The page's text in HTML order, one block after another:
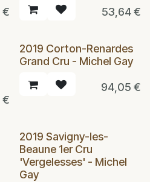
€ 53,64€
€
2019 Corton-Renardes
Grand Cru - Michel Gay
94,05 €
2019 Savigny-les-
Beaune 1er Cru
'Vergelesses' - Michel
Gay